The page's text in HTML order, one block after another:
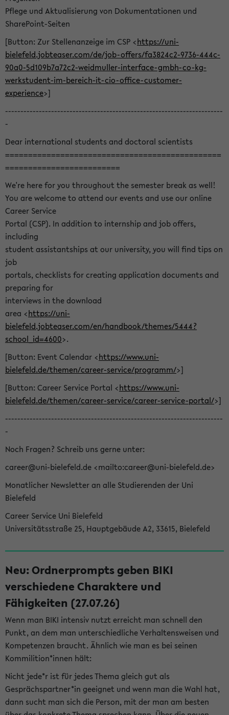
Pflege und Aktualisierung von Dokumentationen und
SharePoint-Seiten
[Button: Zur Stellenanzeige im CSP <https://uni-
bielefeld.jobteaser.com/de/job-offers/fa3824c2-9736-444c-
90a0-5d109b7a72c2-weidmuller-interface-gmbh-co-kg-
werkstudent-im-bereich-it-cio-office-customer-
experience>]
-----------------------------------------------------------------------
-
Dear international students and doctoral scientists
===============================================
=========================
We're here for you throughout the semester break as well!
You are welcome to attend our events and use our online
Career Service
Portal (CSP). In addition to internship and job offers,
including
student assistantships at our university, you will find tips on
job
portals, checklists for creating application documents and
preparing for
interviews in the download
area <https://uni-
bielefeld.jobteaser.com/en/handbook/themes/5444?
school_id=4600>.
[Button: Event Calendar <https://www.uni-
bielefeld.de/themen/career-service/programm/>]
[Button: Career Service Portal <https://www.uni-
bielefeld.de/themen/career-service/career-service-portal/>]
-----------------------------------------------------------------------
-
Noch Fragen? Schreib uns gerne unter:
career@uni-bielefeld.de <mailto:career@uni-bielefeld.de>
Monatlicher Newsletter an alle Studierenden der Uni
Bielefeld
Career Service Uni Bielefeld
Universitätsstraße 25, Hauptgebäude A2, 33615, Bielefeld
Neu: Ordnerprompts geben BIKI
verschiedene Charaktere und
Fähigkeiten (27.07.26)
Wenn man BIKI intensiv nutzt erreicht man schnell den
Punkt, an dem man unterschiedliche Verhaltensweisen und
Kompetenzen braucht. Ähnlich wie man es bei seinen
Kommilition*innen hält:
Nicht jede*r ist für jedes Thema gleich gut als
Gesprächspartner*in geeignet und wenn man die Wahl hat,
dann sucht man sich die Person, mit der man am besten